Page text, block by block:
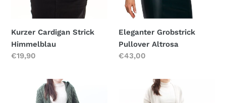
Kurzer Cardigan Strick
Himmelblau
Normaler
€19,90
Eleganter Grobstrick
Pullover Altrosa
Normaler
€43,00
kuscheliger